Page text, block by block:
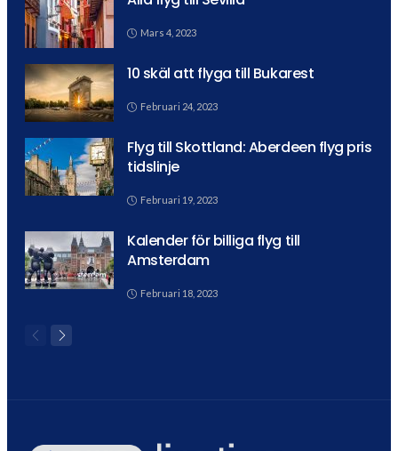
Mars 4, 2023
10 skäl att flyga till Bukarest
Februari 24, 2023
Flyg till Skottland: Aberdeen flyg pris
tidslinje
Februari 19, 2023
Kalender för billiga flyg till
Amsterdam
Februari 18, 2023